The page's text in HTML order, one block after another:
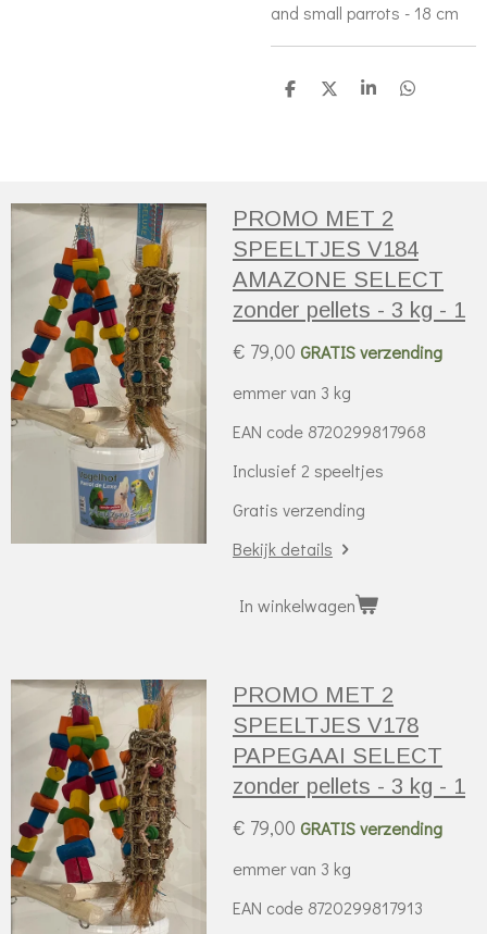
and small parrots - 18 cm
D
D
S
D
PROMO MET 2
SPEELTJES V184
AMAZONE SELECT
zonder pellets - 3 kg - 1
€ 79,00 GRATIS verzending
emmer van 3 kg
EAN code 8720299817968
Inclusief 2 speeltjes
Gratis verzending
Bekijk details
In winkelwagen
PROMO MET 2
SPEELTJES V178
PAPEGAAI SELECT
zonder pellets - 3 kg - 1
€ 79,00 GRATIS verzending
emmer van 3 kg
EAN code 8720299817913